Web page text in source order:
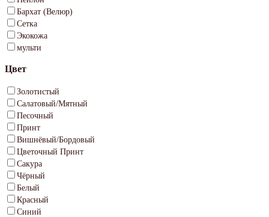
Бархат (Велюр)
Сетка
Экокожа
мульти
Цвет
Золотистый
Салатовый/Мятный
Песочный
Принт
Вишнёвый/Бордовый
Цветочный Принт
Сакура
Чёрный
Белый
Красный
Синий